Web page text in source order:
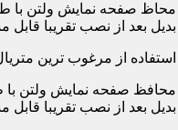
محاظ صفحه نمایش ولتن با
بدیل بعد از نصب تقریبا قابل
استفاده از مرغوب ترین
محافظ صفحه نمایش ولتن
بدیل بعد از نصب تقریبا قابل